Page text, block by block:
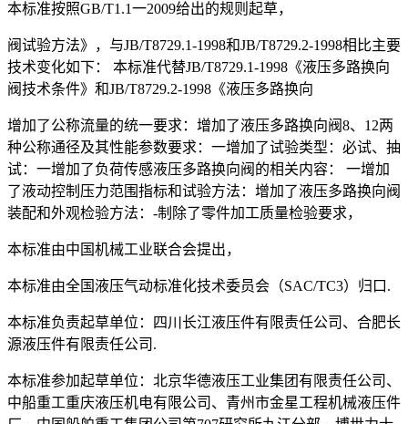
本标准按照GB/T1.1一2009给出的规则起草，
阀试验方法》，与JB/T8729.1-1998和JB/T8729.2-1998相比主要
技术变化如下： 本标准代替JB/T8729.1-1998《液压多路换向
阀技术条件》和JB/T8729.2-1998《液压多路换向
增加了公称流量的统一要求：增加了液压多路换向阀8、12两
种公称通径及其性能参数要求：一增加了试验类型：必试、抽
试：一增加了负荷传感液压多路换向阀的相关内容： 一增加
了液动控制压力范围指标和试验方法：增加了液压多路换向阀
装配和外观检验方法：-制除了零件加工质量检验要求，
本标准由中国机械工业联合会提出，
本标准由全国液压气动标准化技术委员会（SAC/TC3）归口.
本标准负责起草单位：四川长江液压件有限责任公司、合肥长
源液压件有限责任公司.
本标准参加起草单位：北京华德液压工业集团有限责任公司、
中船重工重庆液压机电有限公司、青州市金星工程机械液压件